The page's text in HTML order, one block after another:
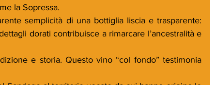
la Sopressa.
semplicità di una bottiglia liscia e trasparente:
dorati contribuisce a rimarcare l’ancestralità e
e storia. Questo vino “col fondo” testimonia